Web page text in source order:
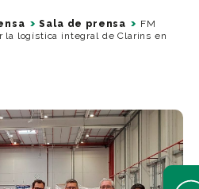
Sala de prensa
FM
la logística integral de Clarins en